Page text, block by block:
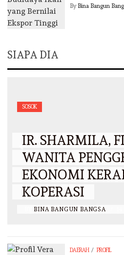
By Bina Bangun
SIAPA DIA
SOSOK
IR. SHARMILA,
WANITA
EKONOMI
KOPERASI
BINA BANGUN BANGSA
DAERAH / PROFIL